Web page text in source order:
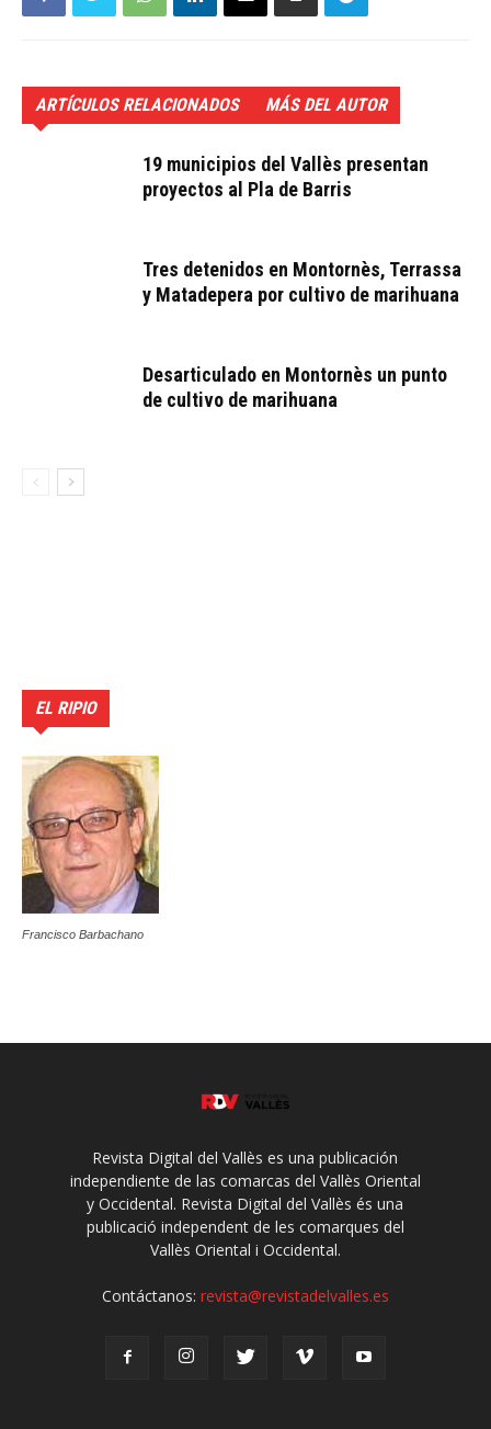
ARTÍCULOS RELACIONADOS MÁS DEL AUTOR
19 municipios del Vallès presentan
proyectos al Pla de Barris
Tres detenidos en Montornès, Terrassa
y Matadepera por cultivo de marihuana
Desarticulado en Montornès un punto
de cultivo de marihuana
EL RIPIO
Francisco Barbachano
Revista Digital del Vallès es una publicación
independiente de las comarcas del Vallès Oriental
y Occidental. Revista Digital del Vallès és una
publicació independent de les comarques del
Vallès Oriental i Occidental.
Contáctanos: revista@revistadelvalles.es